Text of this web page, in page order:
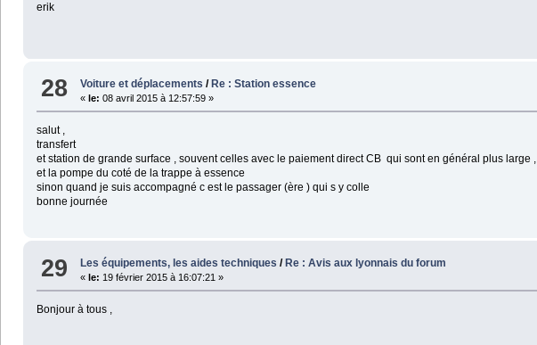
erik
28 Voiture et déplacements /Re : Station essence
«le: 08 avril 2015 à 12:57:59 »
salut ,
transfert
et station de grande surface , souvent celles avec le paiement direct CB qui sont en général plus large ,
et la pompe du coté de la trappe à essence
sinon quand je suis accompagné c est le passager (ère ) qui s y colle
bonne journée
29 Les équipements, les aides techniques / Re : Avis aux lyonnais du forum
« le: 19 février 2015 à 16:07:21 »
Bonjour à tous ,